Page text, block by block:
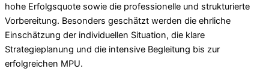
hohe Erfolgsquote sowie die professionelle und strukturierte
Vorbereitung. Besonders geschätzt werden die ehrliche
Einschätzung der individuellen Situation, die klare
Strategieplanung und die intensive Begleitung bis zur
erfolgreichen MPU.